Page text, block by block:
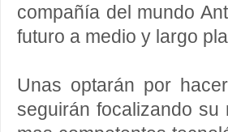
compañía del mundo
futuro a medio y largo
Unas optarán por
seguirán focalizando